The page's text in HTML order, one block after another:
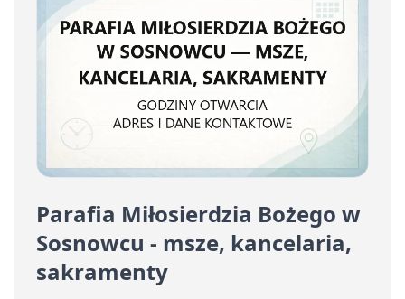
Parafia Miłosierdzia Bożego w
Sosnowcu - msze, kancelaria,
sakramenty